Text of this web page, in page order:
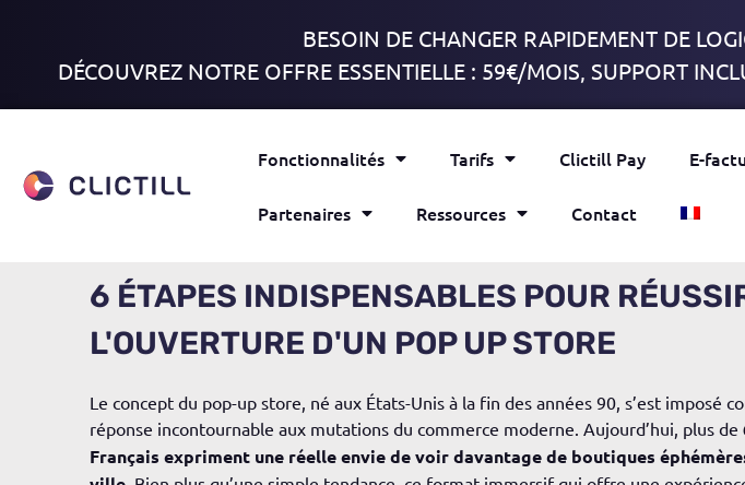
BESOIN DE CHANGER RAPIDEMENT DE
DÉCOUVREZ NOTRE OFFRE ESSENTIELLE : 59€/MOIS, SUPPORT
Fonctionnalités Tarifs Clictill Pay E-
Partenaires Ressources Contact
6 ÉTAPES INDISPENSABLES POUR
L'OUVERTURE D'UN POP UP STORE
Le concept du pop-up store, né aux États-Unis à la fin des années 90, s’est imposé
réponse incontournable aux mutations du commerce moderne. Aujourd’hui, plus de
Français expriment une réelle envie de voir davantage de boutiques